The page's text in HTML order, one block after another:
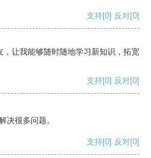
支持[0] 反对[0]
让我能够随时随地学习新知识，拓宽
支持[0] 反对[0]
决很多问题。
支持[0] 反对[0]